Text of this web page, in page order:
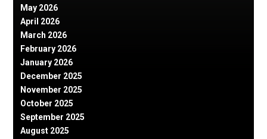
May 2026
April 2026
March 2026
February 2026
January 2026
December 2025
November 2025
October 2025
September 2025
August 2025